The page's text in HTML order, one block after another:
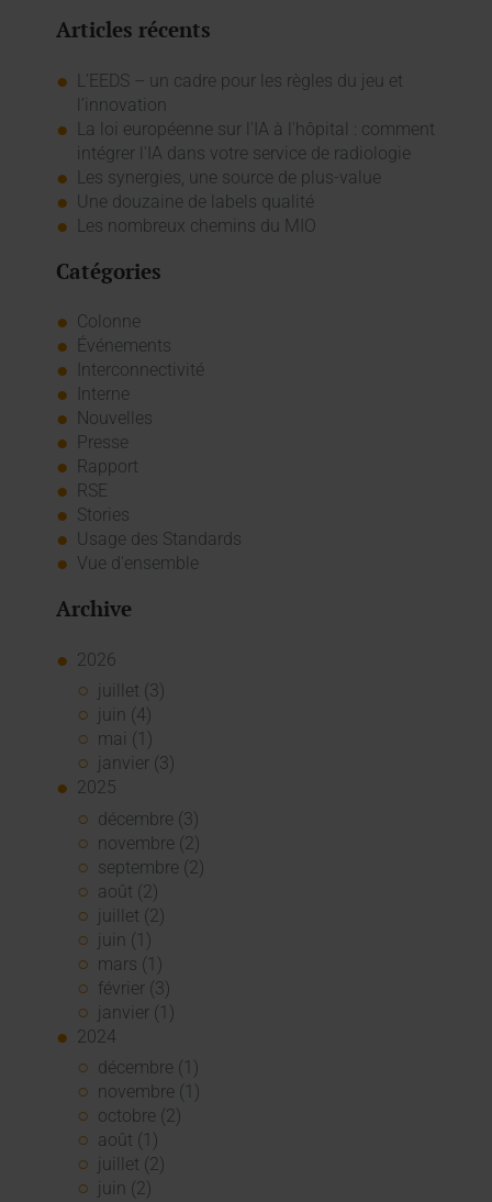
Articles récents
L’EEDS – un cadre pour les règles du jeu et
l’innovation
La loi européenne sur l'IA à l'hôpital : comment
intégrer l'IA dans votre service de radiologie
Les synergies, une source de plus-value
Une douzaine de labels qualité
Les nombreux chemins du MIO
Catégories
Colonne
Événements
Interconnectivité
Interne
Nouvelles
Presse
Rapport
RSE
Stories
Usage des Standards
Vue d'ensemble
Archive
2026
juillet (3)
juin (4)
mai (1)
janvier (3)
2025
décembre (3)
novembre (2)
septembre (2)
août (2)
juillet (2)
juin (1)
mars (1)
février (3)
janvier (1)
2024
décembre (1)
novembre (1)
octobre (2)
août (1)
juillet (2)
juin (2)